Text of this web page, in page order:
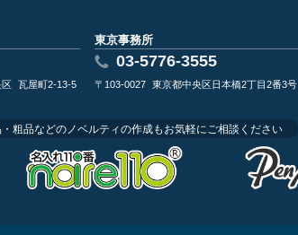
瓦屋町2-13-5
東京事務所
03-5776-3555
〒103-0027 東京都中央区日本橋2丁目2番3号
粗品などのノベルティの作成もお気軽にご相談ください